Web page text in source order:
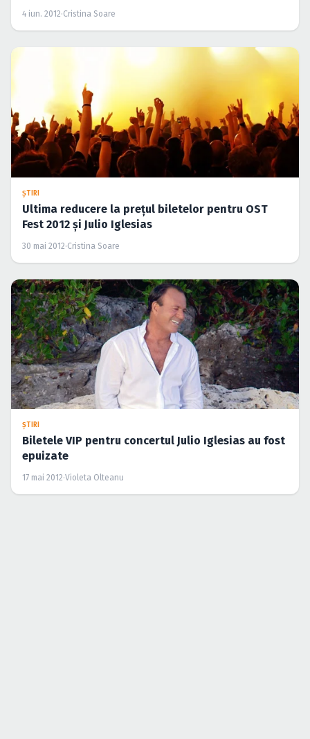
4 iun. 2012·Cristina Soare
ŞTIRI
Ultima reducere la preţul biletelor pentru OST
Fest 2012 şi Julio Iglesias
30 mai 2012·Cristina Soare
ŞTIRI
Biletele VIP pentru concertul Julio Iglesias au fost
epuizate
17 mai 2012·Violeta Olteanu